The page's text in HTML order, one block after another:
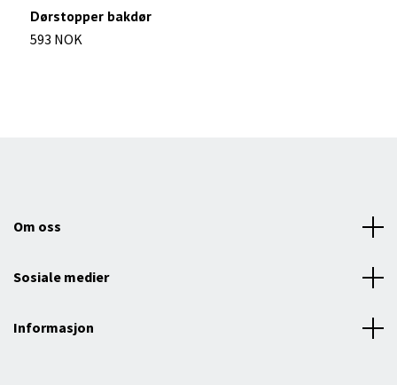
Dørstopper bakdør
593 NOK
Om oss
Sosiale medier
Informasjon